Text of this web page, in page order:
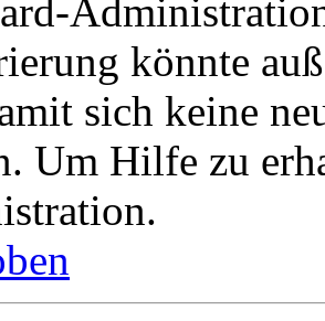
könnte
sich keine
Um Hilfe zu